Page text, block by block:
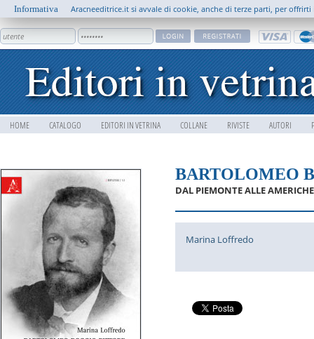
HOME CATALOGO EDITORI IN VETRINA COLLANE RIVISTE AUTORI
BARTOLOMEO
DAL PIEMONTE ALLE AMERICHE
Marina Loffredo
Informativa Aracneeditrice.it si avvale di cookie, anche di terze parti, per